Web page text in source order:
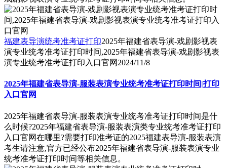
福建表导演统考准考证打印2025年福建省表导演-戏剧影视表
演专业统考准考证打印时间,2025年福建省表导演-戏剧影视表
演专业统考准考证打印入口官网 2024/11/8
2025年福建省表导演-服装表演专业统考准考证打印时间|打印
入口官网
2025年福建省表导演-服装表演专业统考准考证打印时间是什
么时候?2025年福建省表导演-服装表演类专业统考准考证打印
入口官网在哪里?需要打印准考证的2025福建表导演-服装表演
考生请注意,官方已经公布2025年福建省表导演-服装表演专业
统考准考证打印时间等相关信息。